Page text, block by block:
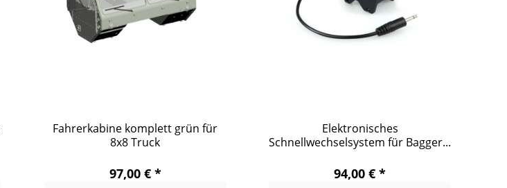
Fahrerkabine komplett grün für
8x8 Truck
97,00 € *
Elektronisches
Schnellwechselsystem für Bagger...
94,00 € *